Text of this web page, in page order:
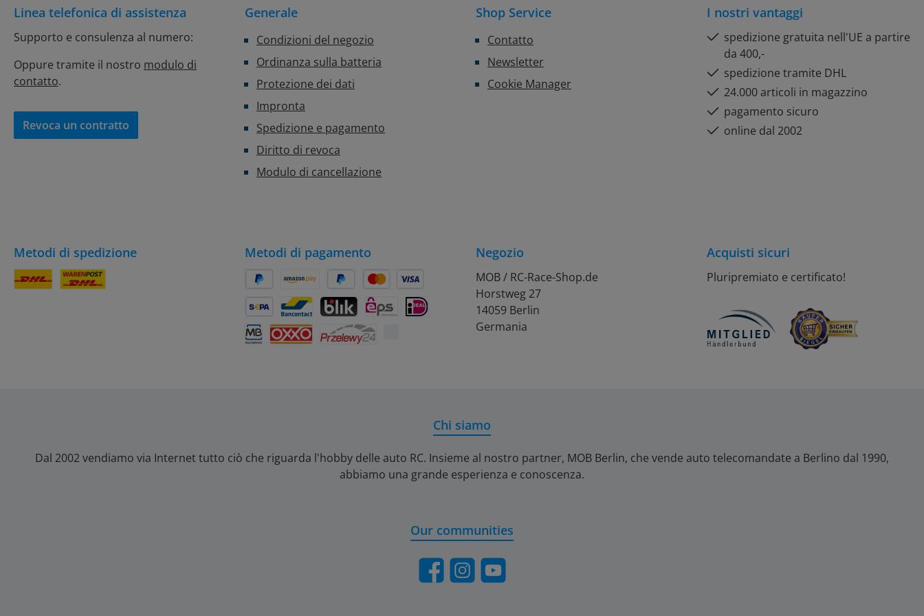
Linea telefonica di assistenza
Supporto e consulenza al numero:
Oppure tramite il nostro modulo di
contatto.
Revoca un contratto
Generale
Condizioni del negozio
Ordinanza sulla batteria
Protezione dei dati
Impronta
Spedizione e pagamento
Diritto di revoca
Modulo di cancellazione
Shop Service
Contatto
Newsletter
Cookie Manager
I nostri vantaggi
spedizione gratuita nell'UE a partire
da 400,-
spedizione tramite DHL
24.000 articoli in magazzino
pagamento sicuro
online dal 2002
Metodi di spedizione Metodi di pagamento
Amazon PaySpäter BezahlenKredit- oder Debitkarte
SEPA Lastschrift
Bancontact
BLIK eps
Negozio
MOB / RC-Race-Shop.de
Horstweg 27
14059 Berlin
Germania
Acquisti sicuri
Pluripremiato e certificato!
Chi siamo
Dal 2002 vendiamo via Internet tutto ciò che riguarda l'hobby delle auto RC. Insieme al nostro partner, MOB Berlin, che vende auto telecomandate a Berlino dal 1990,
abbiamo una grande esperienza e conoscenza.
Our communities
FacebookInstagramYouTube